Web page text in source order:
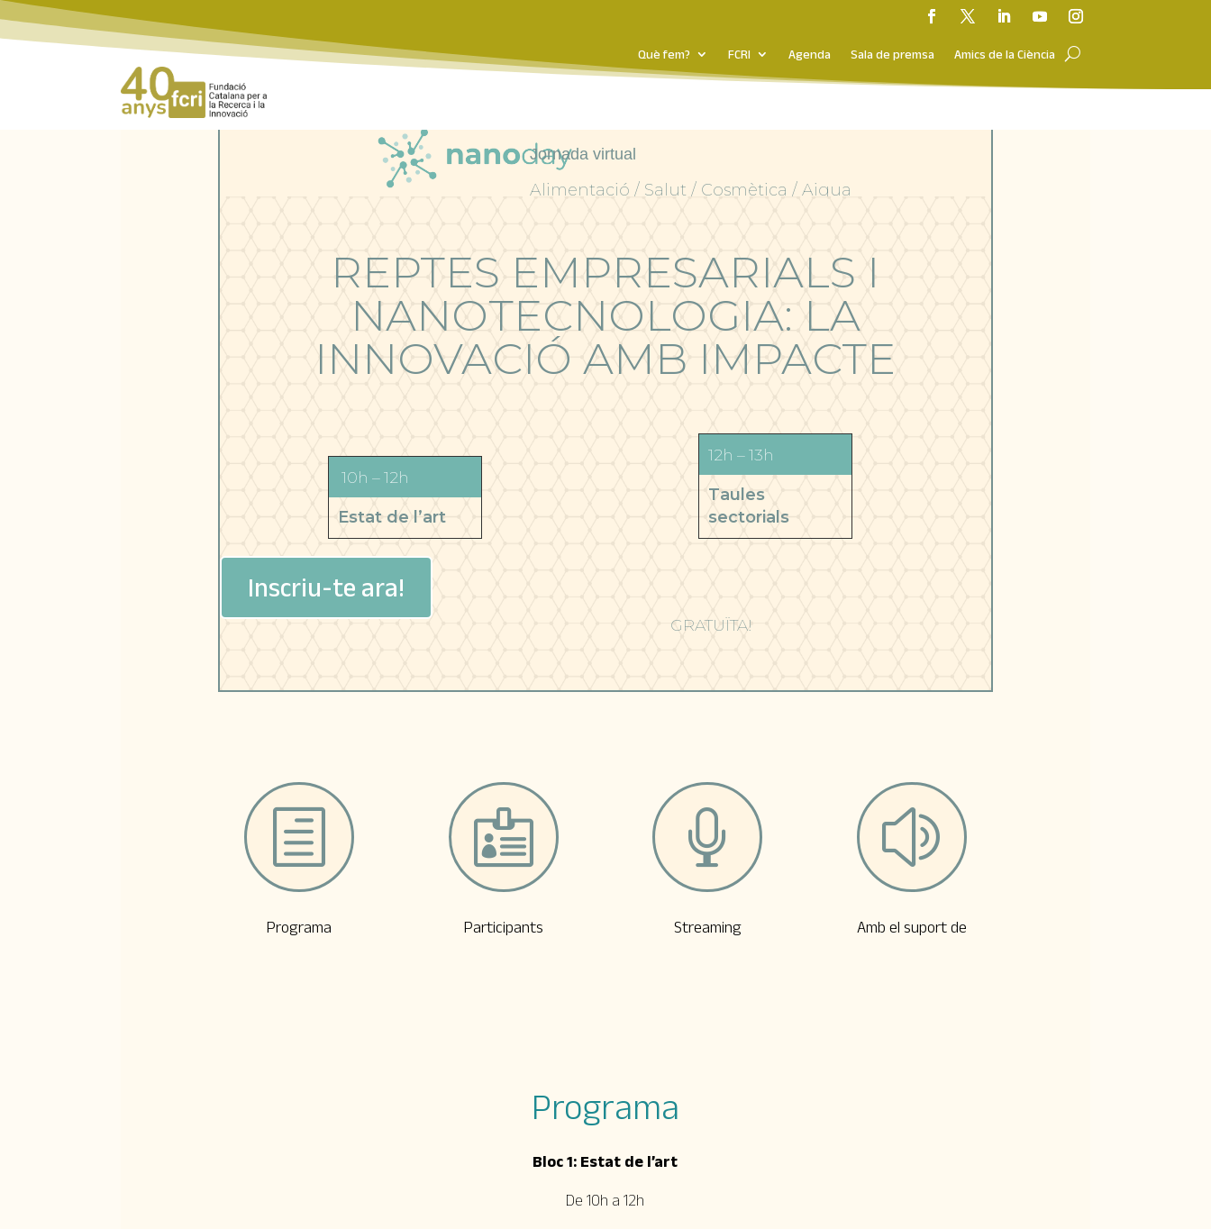
Què fem? FCRI Agenda Sala de premsa Amics de la Ciència
Jornada virtual
Alimentació / Salut / Cosmètica / Aigua
REPTES EMPRESARIALS I
NANOTECNOLOGIA: LA
INNOVACIÓ AMB IMPACTE
10h – 12h
Estat de l’art
12h – 13h
Taules
sectorials
Inscriu-te ara!
GRATUÏTA!
h
Programa

Participants

Streaming
z
Amb el suport de
Programa
Bloc 1: Estat de l’art
De 10h a 12h